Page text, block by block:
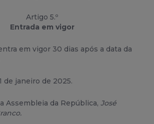
Artigo 5.º
Entrada em vigor
em vigor 30 dias após a data da
de janeiro de 2025.
Assembleia da República, José